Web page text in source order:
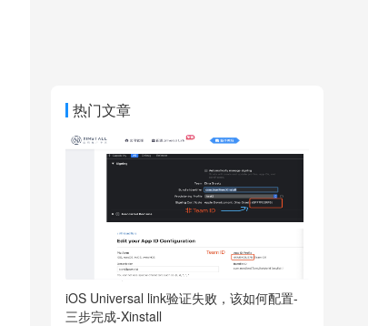
热门文章
iOS Universal link验证失败，该如何配置-
三步完成-Xinstall